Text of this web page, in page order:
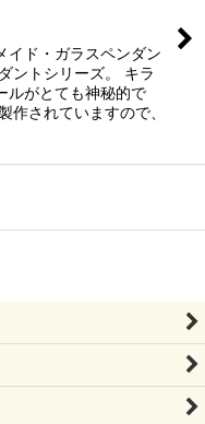
イド・ガラスペンダン
ントシリーズ。 キラ
ルがとても神秘的で
作されていますので、